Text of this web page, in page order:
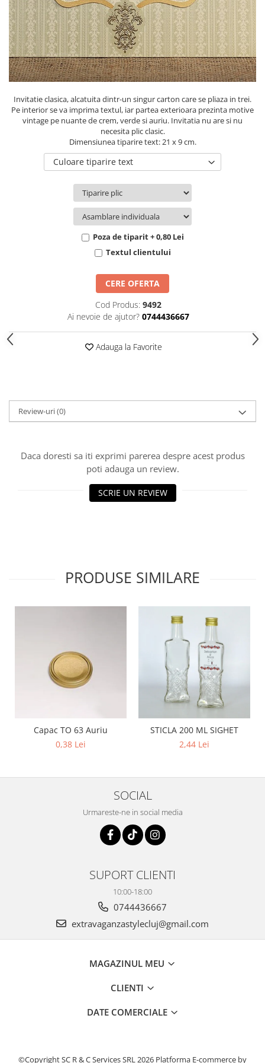
Pachete marturii
Pungi si cutii prajituri
Sticle si borcane
Cutii flori de hartie
Cutii flori de sapun
Cutii flori mixte
Cutii LUX
Aranjamente tematice
2025 Craciun
1 Martie
2020 Craciun si Anul Nou
2022 Crăciun
2023 Crăciun
Toamna și Halloween
Buchete extravagante
Invitatie clasica, alcatuita dintr-un singur carton care se pliaza in trei.
Pe interior se va imprima textul, iar partea exterioara prezinta motive
vintage pe nuante de crem, verde si auriu. Invitatia nu are si nu
necesita plic clasic.
Dimensiunea tiparire text: 21 x 9 cm.
Culoare tiparire text
Poza de tiparit + 0,80 Lei
Textul clientului
CERE OFERTA
Cod Produs: 9492
Ai nevoie de ajutor? 0744436667
Adauga la Favorite
Review-uri(0)
Daca doresti sa iti exprimi parerea despre acest produs
poti adauga un review.
SCRIE UN REVIEW
PRODUSE SIMILARE
Capac TO 63 Auriu
0,38 Lei
STICLA 200 ML SIGHET
2,44 Lei
SOCIAL
Urmareste-ne in social media
SUPORT CLIENTI
10:00-18:00
0744436667
extravaganzastylecluj@gmail.com
MAGAZINUL MEU
CLIENTI
DATE COMERCIALE
©Copyright SC R & C Services SRL 2026 Platforma E-commerce by